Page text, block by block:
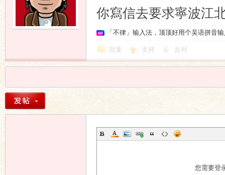
你寫信去要求寧波江
「不律」输入法，顶顶好用个吴语拼音
回复 支持 反对
您需要登